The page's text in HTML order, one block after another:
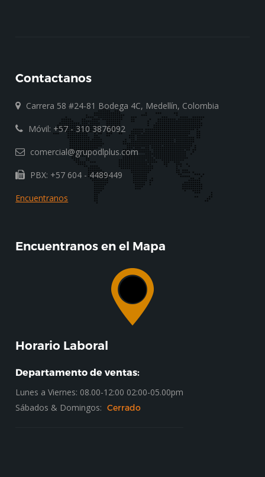
Contactanos
Carrera 58 #24-81 Bodega 4C, Medellín, Colombia
Móvil: +57 - 310 3876092
comercial@grupodlplus.com
PBX: +57 604 - 4489449
Encuentranos
Encuentranos en el Mapa
Horario Laboral
Departamento de ventas:
Lunes a Viernes: 08.00-12:00 02:00-05.00pm
Sábados & Domingos:
Cerrado